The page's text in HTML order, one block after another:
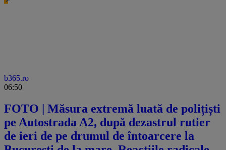
b365.ro
06:50
FOTO | Măsura extremă luată de polițiști
pe Autostrada A2, după dezastrul rutier
de ieri de pe drumul de întoarcere la